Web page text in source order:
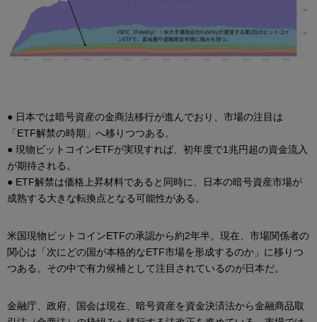
● 日本では暗号資産の金商法移行が進んでおり、市場の注目は
「ETF解禁の時期」へ移りつつある。
● 現物ビットコインETFが実現すれば、初年度で1兆円超の資金流入
が期待される。
● ETF解禁は価格上昇材料であると同時に、日本の暗号資産市場が
成熟する大きな転換点となる可能性がある。
米国現物ビットコインETFの承認から約2年半。現在、市場関係者の
関心は「次にどの国が本格的なETF市場を形成するのか」に移りつ
つある。その中で有力候補として注目されているのが日本だ。
金融庁、政府、国会は現在、暗号資産を資金決済法から金融商品取